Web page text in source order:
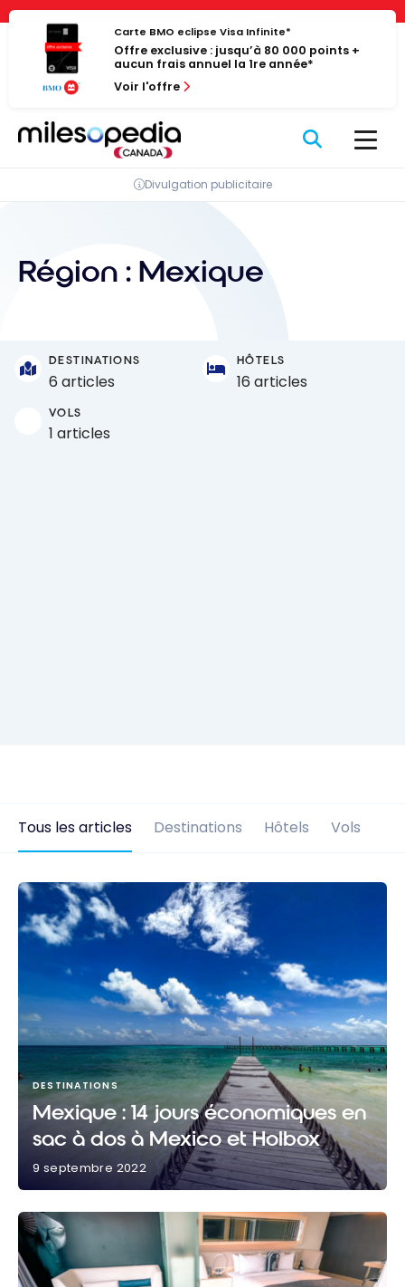
Panneau de gestion des cookies
Passer
contenu
Carte BMO eclipse Visa Infinite*
Offre exclusive : jusqu’à 80 000 points +
aucun frais annuel la 1re année*
Voir l'offre
Divulgation publicitaire
Région : Mexique
DESTINATIONS
6 articles
HÔTELS
16 articles
VOLS
1 articles
Tous les articles Destinations Hôtels Vols
Mexico et Holbox
DESTINATIONS
Mexique : 14 jours économiques en
sac à dos à Mexico et Holbox
9 septembre 2022